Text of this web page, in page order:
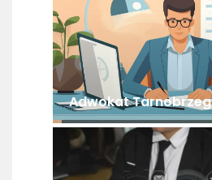
Adwokat Tarnobrzeg